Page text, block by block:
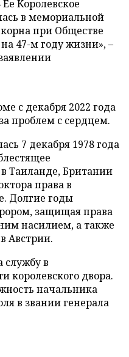
Королевское
в мемориальной
при Обществе
47-м году жизни», –
с декабря 2022 года
проблем с сердцем.
7 декабря 1978 года
Таиланде, Британии
права в
Долгие годы
защищая права
насилием, а также
Австрии.
службу в
королевского двора.
начальника
в звании генерала